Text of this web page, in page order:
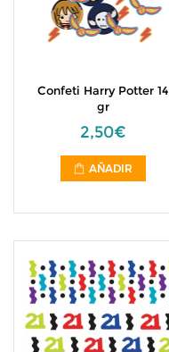
Confeti Harry Potter 14
gr
2,50€
AÑADIR